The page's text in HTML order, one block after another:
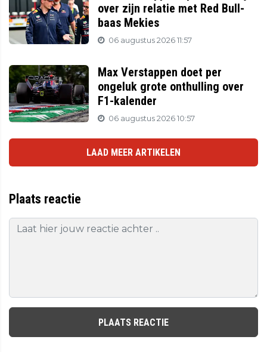
over zijn relatie met Red Bull-
baas Mekies
06 augustus 2026 11:57
Max Verstappen doet per
ongeluk grote onthulling over
F1-kalender
06 augustus 2026 10:57
LAAD MEER ARTIKELEN
Plaats reactie
PLAATS REACTIE